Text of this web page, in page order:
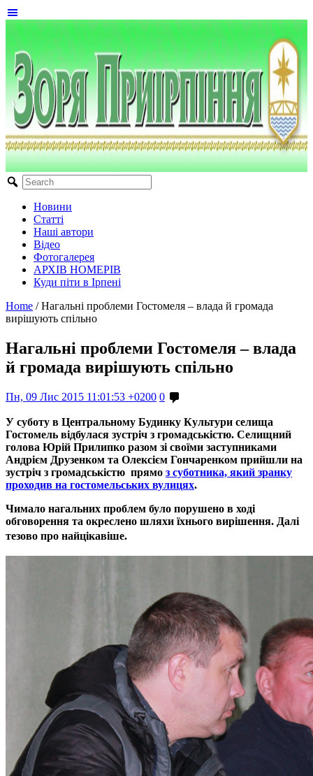
Новини
Статті
Наші автори
Відео
Фотогалерея
АРХІВ НОМЕРІВ
Куди піти в Ірпені
Home / Нагальні проблеми Гостомеля – влада й громада
вирішують спільно
Нагальні проблеми Гостомеля – влада
й громада вирішують спільно
Пн, 09 Лис 2015 11:01:53 +0200 0
У суботу в Центральному Будинку Культури селища
Гостомель відбулася зустріч з громадськістю. Селищний
голова Юрій Прилипко разом зі своїми заступниками
Андрієм Друзенком та Олексієм Гончаренком прийшли на
зустріч з громадськістю прямо з суботника, який зранку
проходив на гостомельських вулицях.
Чимало нагальних проблем було порушено в ході
обговорення та окреслено шляхи їхнього вирішення. Далі
тезово про найцікавіше.